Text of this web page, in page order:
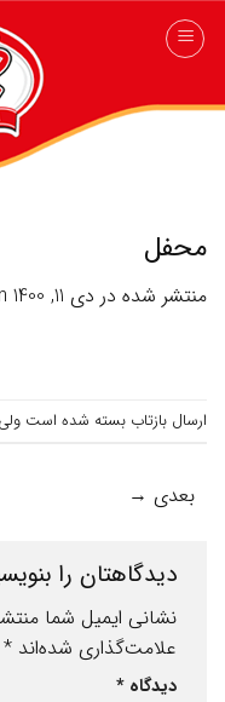
محتوا
محفل
منتشر شده در دی 11, 1400
ارسال بازتاب بسته شده است
بعدی →
دیدگاهتان را
نشانی ایمیل شما
علامت‌گذاری شده‌اند *
دیدگاه *